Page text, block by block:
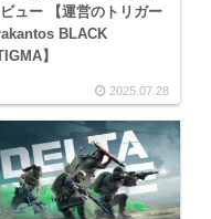
ュー 【運営のトリガー
BLACK
】
2025.07.28